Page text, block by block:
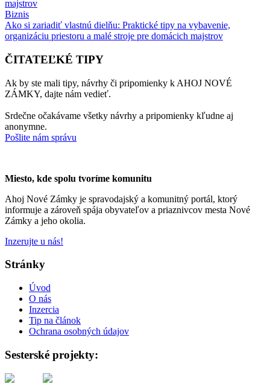
Biznis
Ako si zariadiť vlastnú dielňu: Praktické tipy na vybavenie,
organizáciu priestoru a malé stroje pre domácich majstrov
ČITATEĽKÉ TIPY
Ak by ste mali tipy, návrhy či pripomienky k AHOJ NOVÉ
ZÁMKY, dajte nám vedieť.
Srdečne očakávame všetky návrhy a pripomienky kľudne aj
anonymne.
Pošlite nám správu
Miesto, kde spolu tvoríme komunitu
Ahoj Nové Zámky je spravodajský a komunitný portál, ktorý
informuje a zároveň spája obyvateľov a priaznivcov mesta Nové
Zámky a jeho okolia.
Inzerujte u nás!
Stránky
Úvod
O nás
Inzercia
Tip na článok
Ochrana osobných údajov
Sesterské projekty: